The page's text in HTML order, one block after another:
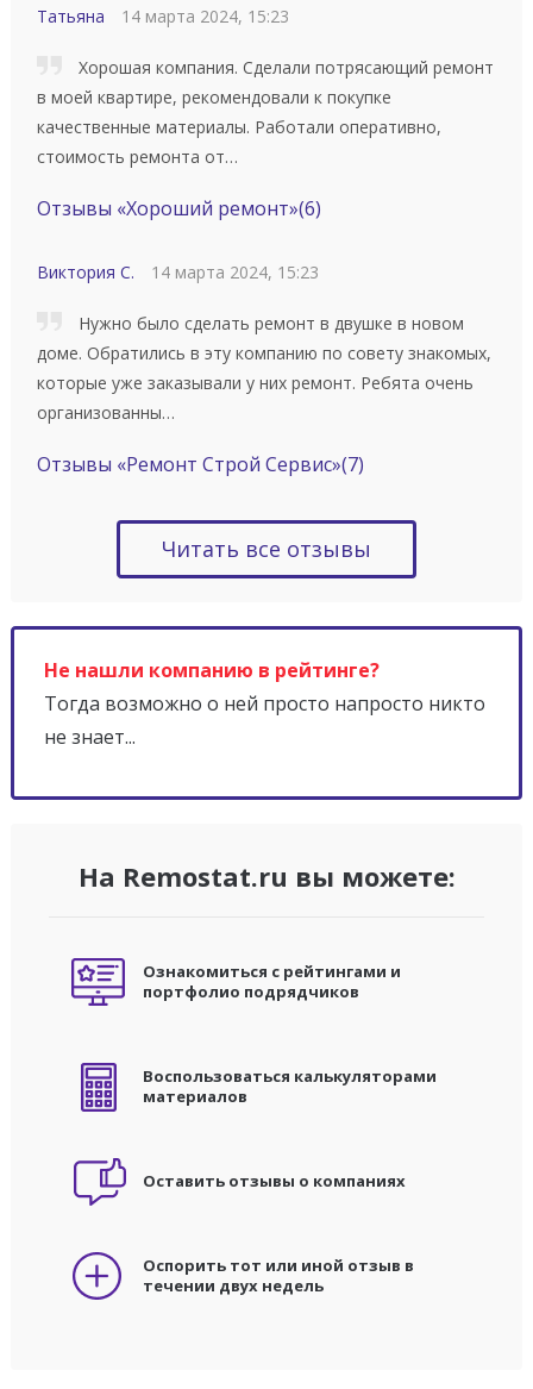
Татьяна 14 марта 2024, 15:23
Хорошая компания. Сделали потрясающий ремонт
в моей квартире, рекомендовали к покупке
качественные материалы. Работали оперативно,
стоимость ремонта от…
Отзывы «Хороший ремонт»(6)
Виктория С. 14 марта 2024, 15:23
Нужно было сделать ремонт в двушке в новом
доме. Обратились в эту компанию по совету знакомых,
которые уже заказывали у них ремонт. Ребята очень
организованны…
Отзывы «Ремонт Строй Сервис»(7)
Читать все отзывы
Не нашли компанию в рейтинге?
Тогда возможно о ней просто напросто никто
не знает...
На Remostat.ru вы можете:
Ознакомиться с рейтингами и
портфолио подрядчиков
Воспользоваться калькуляторами
материалов
Оставить отзывы о компаниях
Оспорить тот или иной отзыв в
течении двух недель